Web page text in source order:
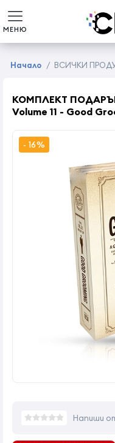
МЕНЮ
Начало / ВСИЧКИ
КОМПЛЕКТ ПОДАРЪК
Volume 11 - Good
- 16%
Напиши